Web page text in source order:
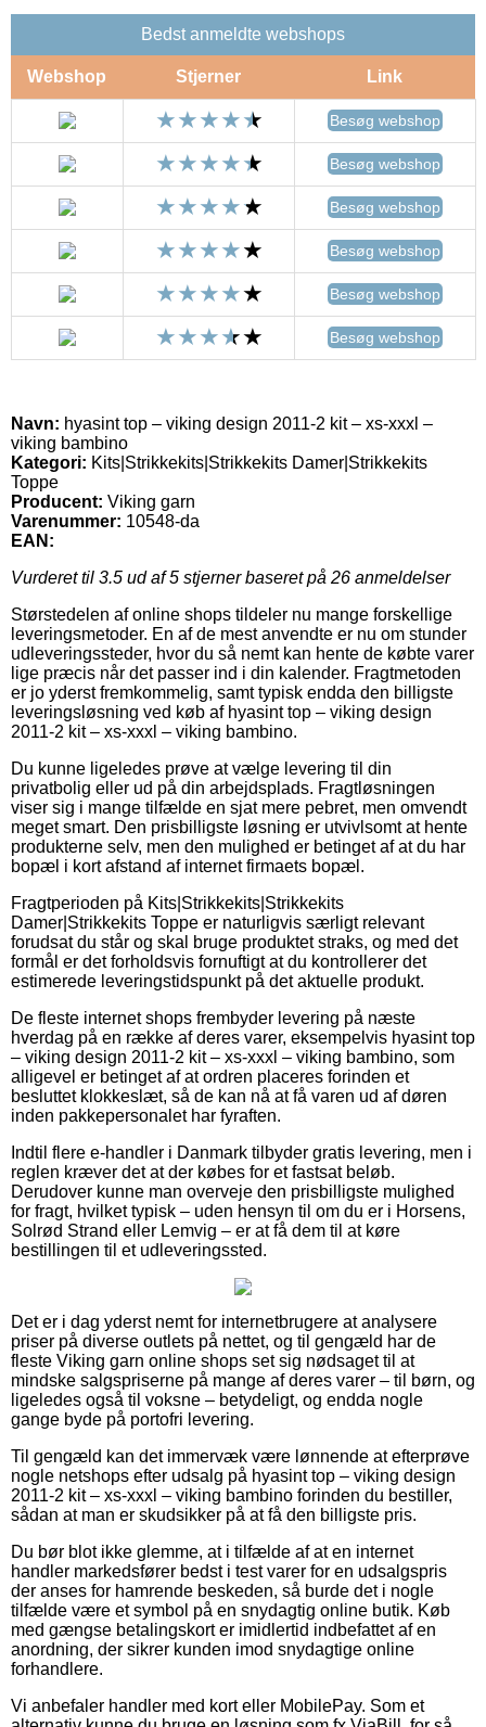
Bedst anmeldte webshops
Webshop Stjerner Link
Besøg webshop
Besøg webshop
Besøg webshop
Besøg webshop
Besøg webshop
Besøg webshop
Navn: hyasint top – viking design 2011-2 kit – xs-xxxl –
viking bambino
Kategori: Kits|Strikkekits|Strikkekits Damer|Strikkekits
Toppe
Producent: Viking garn
Varenummer: 10548-da
EAN:
Vurderet til 3.5 ud af 5 stjerner baseret på 26 anmeldelser
Størstedelen af online shops tildeler nu mange forskellige
leveringsmetoder. En af de mest anvendte er nu om stunder
udleveringssteder, hvor du så nemt kan hente de købte varer
lige præcis når det passer ind i din kalender. Fragtmetoden
er jo yderst fremkommelig, samt typisk endda den billigste
leveringsløsning ved køb af hyasint top – viking design
2011-2 kit – xs-xxxl – viking bambino.
Du kunne ligeledes prøve at vælge levering til din
privatbolig eller ud på din arbejdsplads. Fragtløsningen
viser sig i mange tilfælde en sjat mere pebret, men omvendt
meget smart. Den prisbilligste løsning er utvivlsomt at hente
produkterne selv, men den mulighed er betinget af at du har
bopæl i kort afstand af internet firmaets bopæl.
Fragtperioden på Kits|Strikkekits|Strikkekits
Damer|Strikkekits Toppe er naturligvis særligt relevant
forudsat du står og skal bruge produktet straks, og med det
formål er det forholdsvis fornuftigt at du kontrollerer det
estimerede leveringstidspunkt på det aktuelle produkt.
De fleste internet shops frembyder levering på næste
hverdag på en række af deres varer, eksempelvis hyasint top
– viking design 2011-2 kit – xs-xxxl – viking bambino, som
alligevel er betinget af at ordren placeres forinden et
besluttet klokkeslæt, så de kan nå at få varen ud af døren
inden pakkepersonalet har fyraften.
Indtil flere e-handler i Danmark tilbyder gratis levering, men i
reglen kræver det at der købes for et fastsat beløb.
Derudover kunne man overveje den prisbilligste mulighed
for fragt, hvilket typisk – uden hensyn til om du er i Horsens,
Solrød Strand eller Lemvig – er at få dem til at køre
bestillingen til et udleveringssted.
Det er i dag yderst nemt for internetbrugere at analysere
priser på diverse outlets på nettet, og til gengæld har de
fleste Viking garn online shops set sig nødsaget til at
mindske salgspriserne på mange af deres varer – til børn, og
ligeledes også til voksne – betydeligt, og endda nogle
gange byde på portofri levering.
Til gengæld kan det immervæk være lønnende at efterprøve
nogle netshops efter udsalg på hyasint top – viking design
2011-2 kit – xs-xxxl – viking bambino forinden du bestiller,
sådan at man er skudsikker på at få den billigste pris.
Du bør blot ikke glemme, at i tilfælde af at en internet
handler markedsfører bedst i test varer for en udsalgspris
der anses for hamrende beskeden, så burde det i nogle
tilfælde være et symbol på en snydagtig online butik. Køb
med gængse betalingskort er imidlertid indbefattet af en
anordning, der sikrer kunden imod snydagtige online
forhandlere.
Vi anbefaler handler med kort eller MobilePay. Som et